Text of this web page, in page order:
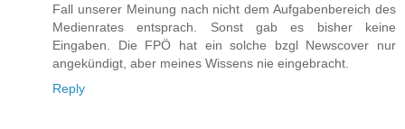
Fall unserer Meinung nach nicht dem Aufgabenbereich des
Medienrates entsprach. Sonst gab es bisher keine
Eingaben. Die FPÖ hat ein solche bzgl Newscover nur
angekündigt, aber meines Wissens nie eingebracht.
Reply